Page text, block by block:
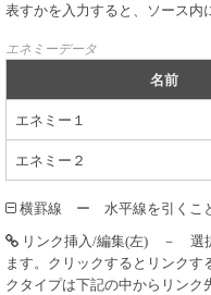
表すかを入力すると、ソース内
エネミーデータ
名前
エネミー１
エネミー２
横罫線 ー 水平線を引くこ
リンク挿入/編集(左)
－ 選択
ます。クリックするとリンク
クタイプは下記の中からリンク